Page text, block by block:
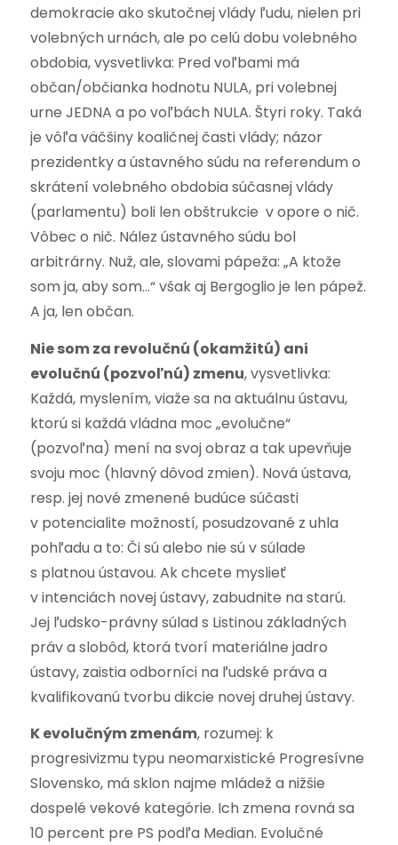
demokracie ako skutočnej vlády ľudu, nielen pri
volebných urnách, ale po celú dobu volebného
obdobia, vysvetlivka: Pred voľbami má
občan/občianka hodnotu NULA, pri volebnej
urne JEDNA a po voľbách NULA. Štyri roky. Taká
je vôľa väčšiny koaličnej časti vlády; názor
prezidentky a ústavného súdu na referendum o
skrátení volebného obdobia súčasnej vlády
(parlamentu) boli len obštrukcie v opore o nič.
Vôbec o nič. Nález ústavného súdu bol
arbitrárny. Nuž, ale, slovami pápeža: „A ktože
som ja, aby som…“ však aj Bergoglio je len pápež.
A ja, len občan.
Nie som za revolučnú (okamžitú) ani
evolučnú (pozvoľnú) zmenu, vysvetlivka:
Každá, myslením, viaže sa na aktuálnu ústavu,
ktorú si každá vládna moc „evolučne“
(pozvoľna) mení na svoj obraz a tak upevňuje
svoju moc (hlavný dôvod zmien). Nová ústava,
resp. jej nové zmenené budúce súčasti
v potencialite možností, posudzované z uhla
pohľadu a to: Či sú alebo nie sú v súlade
s platnou ústavou. Ak chcete myslieť
v intenciách novej ústavy, zabudnite na starú.
Jej ľudsko-právny súlad s Listinou základných
práv a slobôd, ktorá tvorí materiálne jadro
ústavy, zaistia odborníci na ľudské práva a
kvalifikovanú tvorbu dikcie novej druhej ústavy.
K evolučným zmenám, rozumej: k
progresivizmu typu neomarxistické Progresívne
Slovensko, má sklon najme mládež a nižšie
dospelé vekové kategórie. Ich zmena rovná sa
10 percent pre PS podľa Median. Evolučné